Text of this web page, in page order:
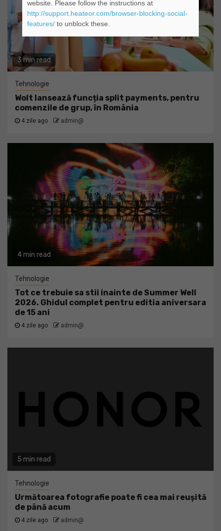
3 min read
Tehnologie
Wolt lansează funcția split payments, pentru
comenzile de grup, în România
4 zile ago admin@
4 min read
Tehnologie
Tot ce trebuie sa stii inainte de Summer Well
2026. Ghidul complet pentru editia aniversara
de 15 ani
4 zile ago admin@
5 min read
Tehnologie
Următoarea fotografie poate fi cea mai reușită
de până acum
4 zile ago admin@
website. Please follow the instructions at
http://support.heateor.com/browser-blocking-social-
features/to unblock these.